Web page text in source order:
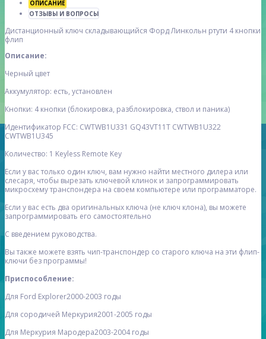
ОПИСАНИЕ
ОТЗЫВЫ И ВОПРОСЫ
Дистанционный ключ складывающийся Форд Линкольн ртути 4 кнопки
флип
Описание:
Черный цвет
Аккумулятор: есть, установлен
Кнопки: 4 кнопки (блокировка, разблокировка, ствол и паника)
Идентификатор FCC: CWTWB1U331 GQ43VT11T CWTWB1U322
CWTWB1U345
Количество: 1 Keyless Remote Key
Если у вас только один ключ, вам нужно найти местного дилера или
слесаря, чтобы вырезать ключевой клинок и запрограммировать
микросхему транспондера на своем компьютере или программаторе.
Если у вас есть два оригинальных ключа (не ключ клона), вы можете
запрограммировать его самостоятельно
С введением руководства.
Вы также можете взять чип-транспондер со старого ключа на эти флип-
ключи без программы!
Приспособление:
Для Ford Explorer2000-2003 годы
Для сородичей Меркурия2001-2005 годы
Для Меркурия Мародера2003-2004 годы